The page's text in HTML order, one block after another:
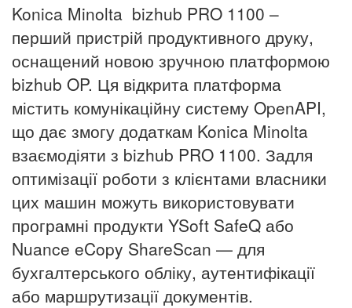
Konica Minolta bizhub PRO 1100 –
перший пристрій продуктивного друку,
оснащений новою зручною платформою
bizhub OP. Ця відкрита платформа
містить комунікаційну систему OpenAPI,
що дає змогу додаткам Konica Minolta
взаємодіяти з bizhub PRO 1100. Задля
оптимізації роботи з клієнтами власники
цих машин можуть використовувати
програмні продукти YSoft SafeQ або
Nuance eCopy ShareScan — для
бухгалтерського обліку, аутентифікації
або маршрутизації документів.